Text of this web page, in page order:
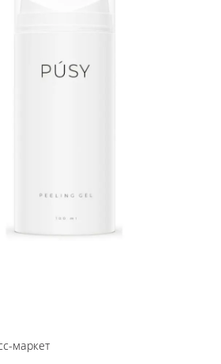
маркет